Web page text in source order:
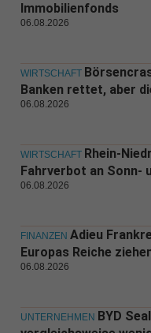
Immobilienfonds
06.08.2026
WIRTSCHAFT
Banken rettet, aber
06.08.2026
WIRTSCHAFT Rhein-
Fahrverbot an Sonn-
06.08.2026
FINANZEN Adieu
Europas Reiche
06.08.2026
UNTERNEHMEN BYD